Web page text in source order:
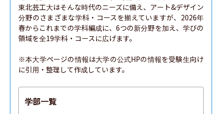
東北芸工大はそんな時代のニーズに備え、アート&デザイン
分野のさまざまな学科・コースを揃えていますが、2026年
春からこれまでの学科編成に、6つの新分野を加え、学びの
領域を全19学科・コースに広げます。
※本大学ページの情報は大学の公式HPの情報を受験生向け
に引用・整理して作成しています。
学部一覧